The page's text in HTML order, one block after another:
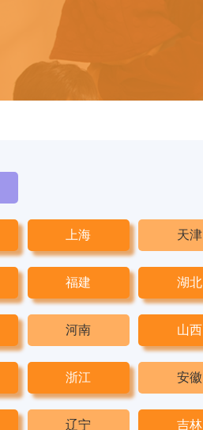
上海 天津
福建 湖北
河南 山西
浙江 安徽
辽宁 吉林